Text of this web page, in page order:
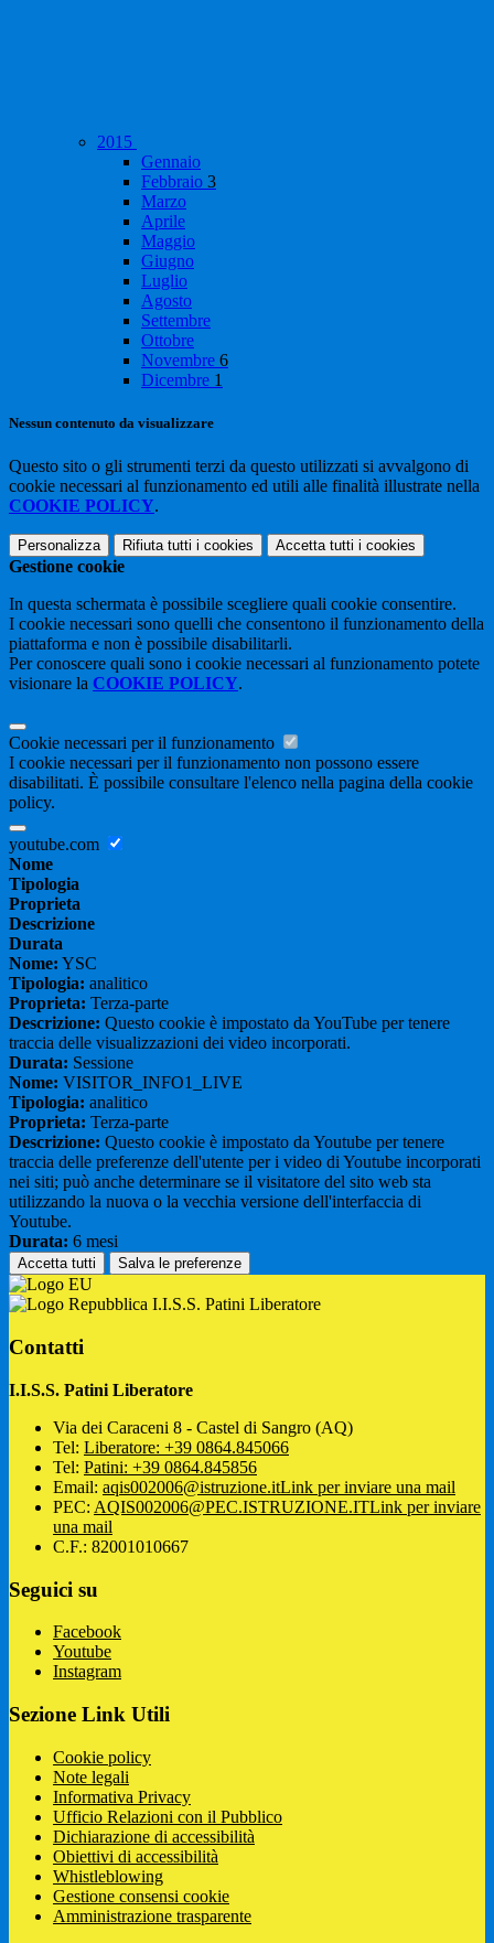
2015
Gennaio
Febbraio 3
Marzo
Aprile
Maggio
Giugno
Luglio
Agosto
Settembre
Ottobre
Novembre 6
Dicembre 1
Nessun contenuto da visualizzare
Questo sito o gli strumenti terzi da questo utilizzati si avvalgono di
cookie necessari al funzionamento ed utili alle finalità illustrate nella
COOKIE POLICY.
Personalizza Rifiuta tutti i cookies Accetta tutti i cookies
Gestione cookie
In questa schermata è possibile scegliere quali cookie consentire.
I cookie necessari sono quelli che consentono il funzionamento della
piattaforma e non è possibile disabilitarli.
Per conoscere quali sono i cookie necessari al funzionamento potete
visionare la COOKIE POLICY.
Cookie necessari per il funzionamento
I cookie necessari per il funzionamento non possono essere
disabilitati. È possibile consultare l'elenco nella pagina della cookie
policy.
youtube.com
Nome
Tipologia
Proprieta
Descrizione
Durata
Nome: YSC
Tipologia: analitico
Proprieta: Terza-parte
Descrizione: Questo cookie è impostato da YouTube per tenere
traccia delle visualizzazioni dei video incorporati.
Durata: Sessione
Nome: VISITOR_INFO1_LIVE
Tipologia: analitico
Proprieta: Terza-parte
Descrizione: Questo cookie è impostato da Youtube per tenere
traccia delle preferenze dell'utente per i video di Youtube incorporati
nei siti; può anche determinare se il visitatore del sito web sta
utilizzando la nuova o la vecchia versione dell'interfaccia di
Youtube.
Durata: 6 mesi
Accetta tutti Salva le preferenze
I.I.S.S. Patini Liberatore
Contatti
I.I.S.S. Patini Liberatore
Via dei Caraceni 8 - Castel di Sangro (AQ)
Tel: Liberatore: +39 0864.845066
Tel: Patini: +39 0864.845856
Email: aqis002006@istruzione.itLink per inviare una mail
PEC: AQIS002006@PEC.ISTRUZIONE.ITLink per inviare
una mail
C.F.: 82001010667
Seguici su
Facebook
Youtube
Instagram
Sezione Link Utili
Cookie policy
Note legali
Informativa Privacy
Ufficio Relazioni con il Pubblico
Dichiarazione di accessibilità
Obiettivi di accessibilità
Whistleblowing
Gestione consensi cookie
Amministrazione trasparente